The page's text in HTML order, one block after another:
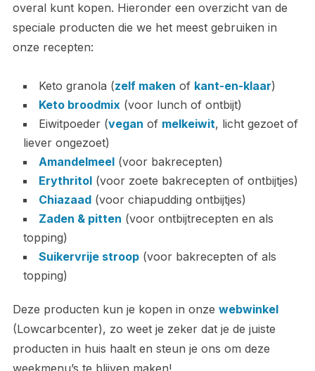
overal kunt kopen. Hieronder een overzicht van de
speciale producten die we het meest gebruiken in
onze recepten:
Keto granola (zelf maken of kant-en-klaar)
Keto broodmix(voor lunch of ontbijt)
Eiwitpoeder (vegan of melkeiwit, licht gezoet of
liever ongezoet)
Amandelmeel(voor bakrecepten)
Erythritol(voor zoete bakrecepten of ontbijtjes)
Chiazaad(voor chiapudding ontbijtjes)
Zaden & pitten (voor ontbijtrecepten en als
topping)
Suikervrije stroop(voor bakrecepten of als
topping)
Deze producten kun je kopen in onze webwinkel
(Lowcarbcenter), zo weet je zeker dat je de juiste
producten in huis haalt en steun je ons om deze